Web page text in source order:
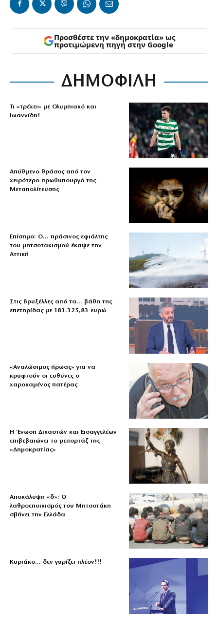
Προσθέστε την «δημοκρατία» ως
προτιμώμενη πηγή στην Google
ΔΗΜΟΦΙΛΗ
Τι «τρέχει» με Ολυμπιακό και
Ιωαννίδη!
Απύθμενο θράσος από τον
χειρότερο πρωθυπουργό της
Μεταπολίτευσης
Επίσημο: Ο… πράσινος εφιάλτης
του μητσοτακισμού έκαψε την
Αττική
Στις Βρυξέλλες από τα… βάθη της
επετηρίδας με 183.325,83 ευρώ
«Aναλώσιμος ήρωας» για να
κρυφτούν οι ευθύνες ο
χαροκαμένος πατέρας
Η Ένωση Δικαστών και Εισαγγελέων
επιβεβαιώνει το ρεπορτάζ της
«Δημοκρατίας»
Αποκάλυψη «δ»: Ο
λαθροεποικισμός του Μητσοτάκη
σβήνει την Ελλάδα
Κυριάκο… δεν γυρίζει πλέον!!!